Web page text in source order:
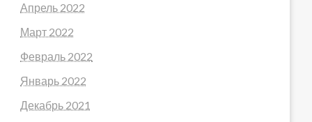
Апрель 2022
Март 2022
Февраль 2022
Январь 2022
Декабрь 2021